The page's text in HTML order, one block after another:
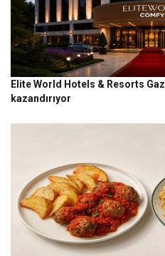
Elite World Hotels & Resorts
kazandırıyor